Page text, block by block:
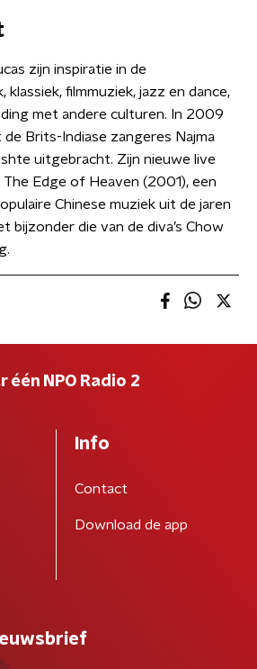
zijn inspiratie in de
klassiek, filmmuziek, jazz en dance,
met andere culturen. In 2009
Brits-Indiase zangeres Najma
uitgebracht. Zijn nieuwe live
Edge of Heaven (2001), een
Chinese muziek uit de jaren
bijzonder die van de diva’s Chow
één NPO Radio 2
Info
Contact
Download de app